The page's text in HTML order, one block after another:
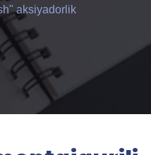
aksiyadorlik